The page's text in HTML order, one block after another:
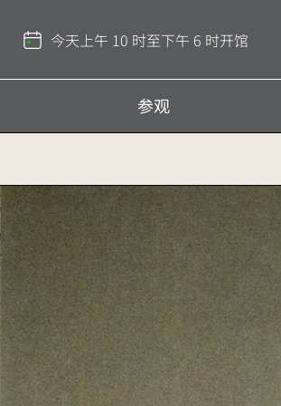
部
今天上午 10 时至下午 6 时开馆
参观